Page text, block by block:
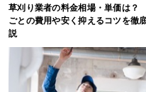
草刈り業者の料金相場・単価は？
ごとの費用や安く抑えるコツを徹
説